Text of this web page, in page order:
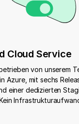
Cloud Service
von unserem
Azure, mit sechs
einer dedizierten